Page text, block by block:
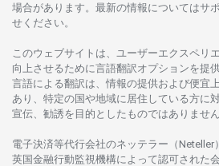
場合があります。 最新の情報についてはサ
せくださ い。
このウェブサイトは、 ユーザーエクスペリ
向上さ せるために言語翻訳オプションを提
言語に よる翻訳は、 情報の提供および便宜
あり、 特定の国や地域に 居住している方に
宣伝、 勧誘を 目的としたものではありません
電子決済等代行会社のネッテラー （Neteller
英国金融行動監視機構に よって認可さ れた